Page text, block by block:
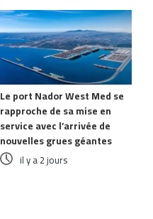
Le port Nador West Med se
rapproche de sa mise en
service avec l’arrivée de
nouvelles grues géantes
il y a 2 jours